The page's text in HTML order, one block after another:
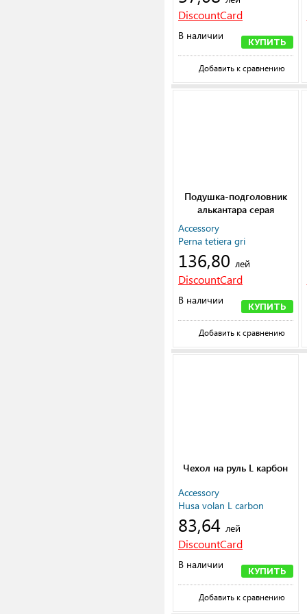
DiscountCard
В наличии
КУПИТЬ
Добавить к сравнению
Подушка-подголовник
алькантара серая
Accessory
Perna tetiera gri
136,80 лей
DiscountCard
В наличии
КУПИТЬ
Добавить к сравнению
Чехол на руль L карбон
Accessory
Husa volan L carbon
83,64 лей
DiscountCard
В наличии
КУПИТЬ
Добавить к сравнению